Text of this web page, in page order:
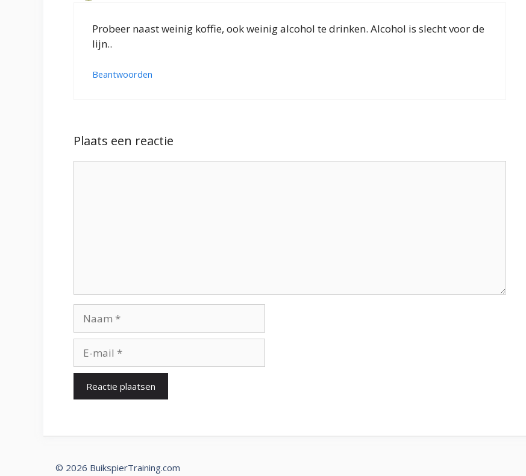
Probeer naast weinig koffie, ook weinig alcohol te drinken. Alcohol is slecht voor de
lijn..
Beantwoorden
Plaats een reactie
mail
© 2026 BuikspierTraining.com